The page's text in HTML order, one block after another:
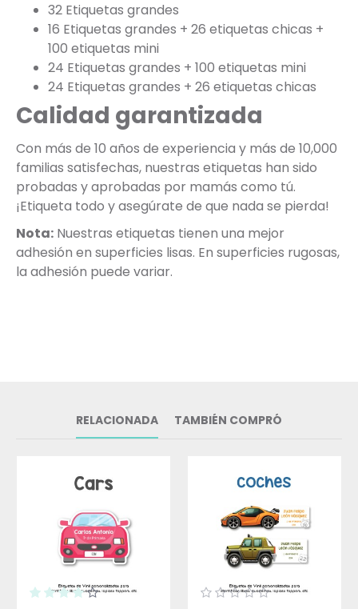
32 Etiquetas grandes
16 Etiquetas grandes + 26 etiquetas chicas +
100 etiquetas mini
24 Etiquetas grandes + 100 etiquetas mini
24 Etiquetas grandes + 26 etiquetas chicas
Calidad garantizada
Con más de 10 años de experiencia y más de 10,000
familias satisfechas, nuestras etiquetas han sido
probadas y aprobadas por mamás como tú.
¡Etiqueta todo y asegúrate de que nada se pierda!
Nota: Nuestras etiquetas tienen una mejor
adhesión en superficies lisas. En superficies rugosas,
la adhesión puede variar.
RELACIONADA TAMBIÉN COMPRÓ